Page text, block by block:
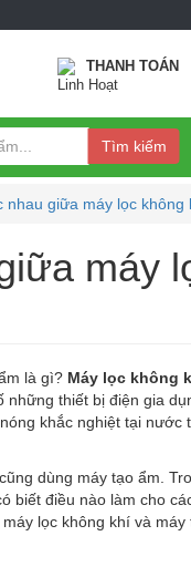
THANH TOÁN
Linh Hoạt
Tìm kiếm
nhau giữa máy lọc
máy
là gì? Máy lọc không
thiết bị điện gia
khắc nghiệt tại
dùng máy tạo ẩm.
điều nào làm cho
lọc không khí và